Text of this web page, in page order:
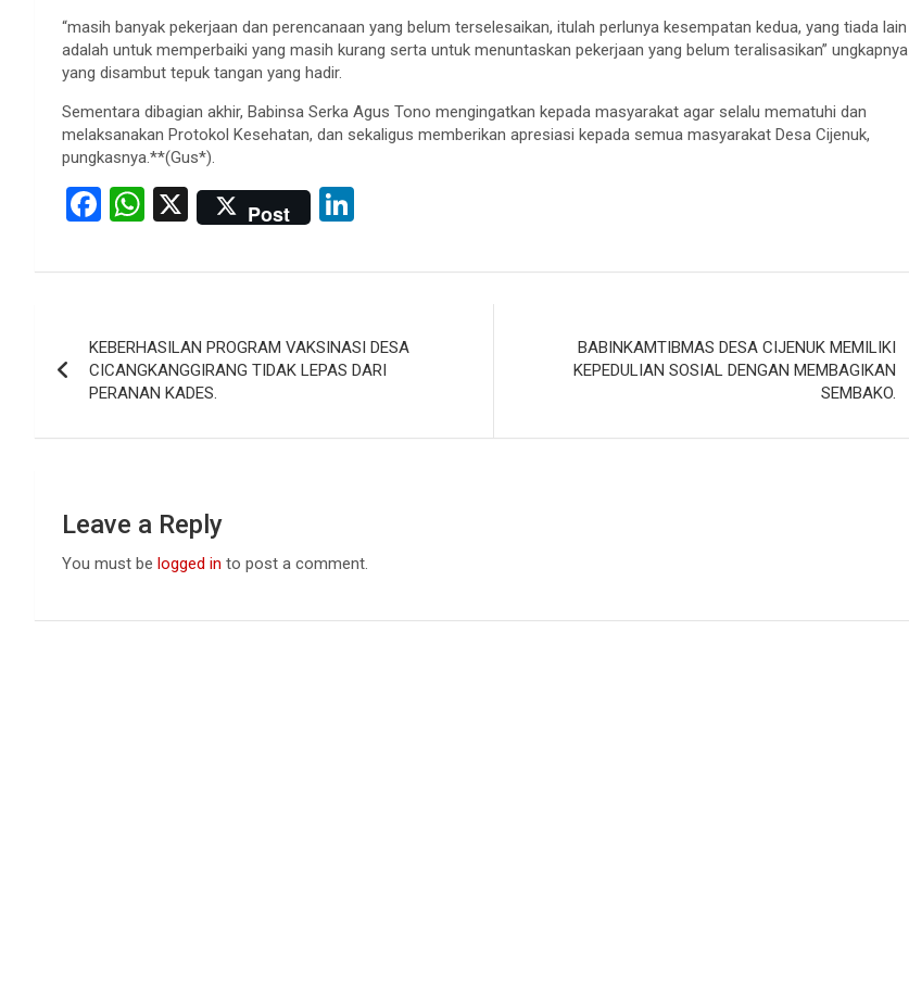
“masih banyak pekerjaan dan perencanaan yang belum terselesaikan, itulah perlunya kesempatan kedua, yang tiada lain
adalah untuk memperbaiki yang masih kurang serta untuk menuntaskan pekerjaan yang belum teralisasikan” ungkapnya
yang disambut tepuk tangan yang hadir.
Sementara dibagian akhir, Babinsa Serka Agus Tono mengingatkan kepada masyarakat agar selalu mematuhi dan
melaksanakan Protokol Kesehatan, dan sekaligus memberikan apresiasi kepada semua masyarakat Desa Cijenuk,
pungkasnya.**(Gus*).
F
ce
o
o
W
at
A
p
X Post
ke
n
navigation
KEBERHASILAN PROGRAM VAKSINASI DESA
CICANGKANGGIRANG TIDAK LEPAS DARI
PERANAN KADES.
BABINKAMTIBMAS DESA CIJENUK MEMILIKI
KEPEDULIAN SOSIAL DENGAN MEMBAGIKAN
SEMBAKO.
Leave a Reply
You must be logged in to post a comment.